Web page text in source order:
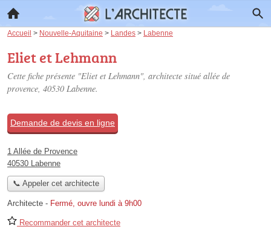
Accueil > Nouvelle-Aquitaine > Landes > Labenne
Eliet et Lehmann
Cette fiche présente "Eliet et Lehmann", architecte situé allée de
provence, 40530 Labenne.
Demande de devis en ligne
1 Allée de Provence
40530 Labenne
📞 Appeler cet architecte
Architecte - Fermé, ouvre lundi à 9h00
Recommander cet architecte